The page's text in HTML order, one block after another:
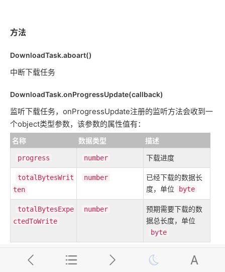
方法
DownloadTask.aboart()
中断下载任务
DownloadTask.onProgressUpdate(callback)
监听下载任务，onProgressUpdate注册的监听方法会收到一
个object类型参数，该参数的属性值有：
名称 数据类型 描述
progress number 下载进度
totalBytesWrit
ten
number
已经下载的数据长
度，单位
byte
totalBytesExpe
ctedToWrite
number
预期需要下载的数
据总长度，单位
byte
UploadTask tt.connectSocket